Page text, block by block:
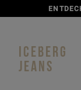
ICEBERG
JEANS